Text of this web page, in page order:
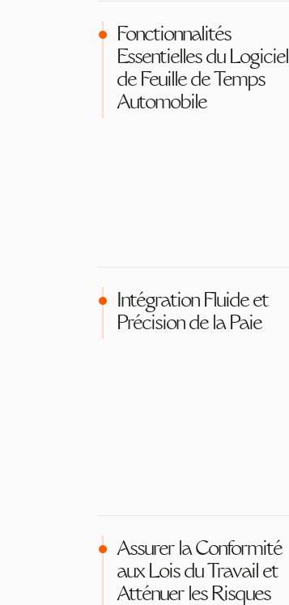
Fonctionnalités
Essentielles du Logiciel
de Feuille de Temps
Automobile
Intégration Fluide et
Précision de la Paie
Assurer la Conformité
aux Lois du Travail et
Atténuer les Risques